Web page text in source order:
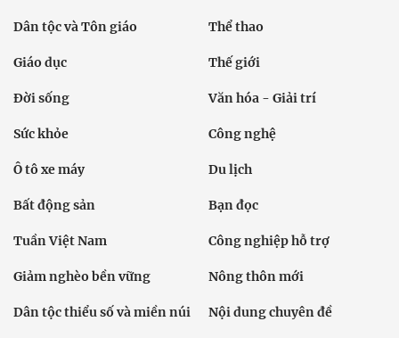
Dân tộc và Tôn giáo Thể thao
Giáo dục Thế giới
Đời sống Văn hóa - Giải trí
Sức khỏe Công nghệ
Ô tô xe máy Du lịch
Bất động sản Bạn đọc
Tuần Việt Nam Công nghiệp hỗ trợ
Giảm nghèo bền vững Nông thôn mới
Dân tộc thiểu số và miền núi Nội dung chuyên đề